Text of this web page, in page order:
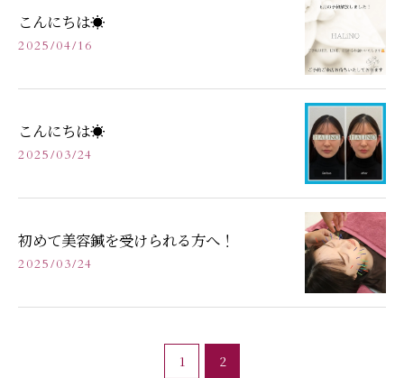
こんにちは☀️
2025/04/16
こんにちは☀️
2025/03/24
初めて美容鍼を受けられる方へ！
2025/03/24
1 2